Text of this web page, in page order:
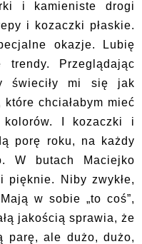
i kamieniste drogi
i kozaczki płaskie.
okazje. Lubię
Przeglądając
świeciły mi się jak
chciałabym mieć
I kozaczki i
porę roku, na każdy
W butach Maciejko
pięknie. Niby zwykłe,
w sobie „to coś”,
jakością sprawia, że
parę, ale dużo, dużo,